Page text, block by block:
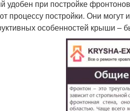
удобен при постройке
процессу постройки. Они могут
особенностей крыши –